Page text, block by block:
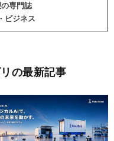
専門誌
ビジネス
の最新記事